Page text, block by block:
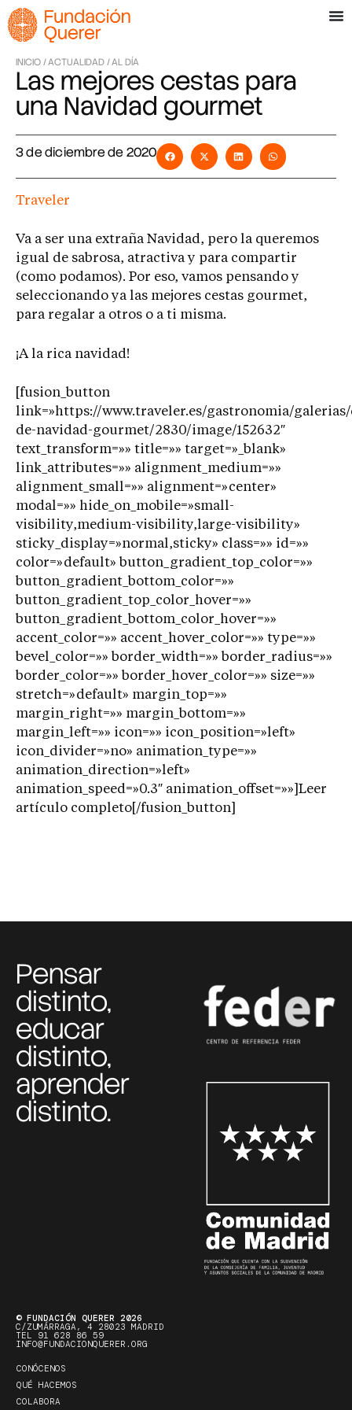
INICIO /ACTUALIDAD /AL DÍA
Las mejores cestas para
una Navidad gourmet
3 de diciembre de 2020
Traveler
Va a ser una extraña Navidad, pero la queremos
igual de sabrosa, atractiva y para compartir
(como podamos). Por eso, vamos pensando y
seleccionando ya las mejores cestas gourmet,
para regalar a otros o a ti misma.
¡A la rica navidad!
[fusion_button
link=»https://www.traveler.es/gastronomia/galerias/
de-navidad-gourmet/2830/image/152632″
text_transform=»» title=»» target=»_blank»
link_attributes=»» alignment_medium=»»
alignment_small=»» alignment=»center»
modal=»» hide_on_mobile=»small-
visibility,medium-visibility,large-visibility»
sticky_display=»normal,sticky» class=»» id=»»
color=»default» button_gradient_top_color=»»
button_gradient_bottom_color=»»
button_gradient_top_color_hover=»»
button_gradient_bottom_color_hover=»»
accent_color=»» accent_hover_color=»» type=»»
bevel_color=»» border_width=»» border_radius=»»
border_color=»» border_hover_color=»» size=»»
stretch=»default» margin_top=»»
margin_right=»» margin_bottom=»»
margin_left=»» icon=»» icon_position=»left»
icon_divider=»no» animation_type=»»
animation_direction=»left»
animation_speed=»0.3″ animation_offset=»»]Leer
artículo completo[/fusion_button]
Pensar
distinto,
educar
distinto,
aprender
distinto.
© FUNDACIÓN QUERER 2026
C/ZUMÁRRAGA, 4 28023 MADRID
TEL 91 628 86 59
INFO@FUNDACIONQUERER.ORG
CONÓCENOS
QUÉ HACEMOS
COLABORA